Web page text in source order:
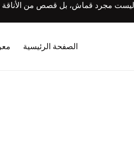
ليست مجرد قماش، بل قصص من الأناقة
الصفحة الرئيسية